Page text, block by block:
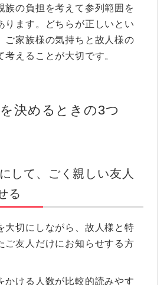
族の負担を考えて参列範囲を
ります。どちらが正しいとい
ご家族様の気持ちと故人様の
考えることが大切です。
決めるときの3つ
して、ごく親しい友人
る
大切にしながら、故人様と特
ご友人だけにお知らせする方
かける人数が比較的読みやす